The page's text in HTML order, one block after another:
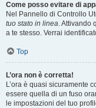
Come posso evitare di
Nel Pannello di Controllo
tuo stato in linea. Attivando
a te stesso. Verrai
Top
L’ora non è corretta!
L’ora è quasi sicuramente
essere quella di un fuso
le impostazioni del tuo